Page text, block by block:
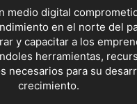
medio digital
en el norte del
y capacitar a los
herramientas,
necesarios para su
crecimiento.